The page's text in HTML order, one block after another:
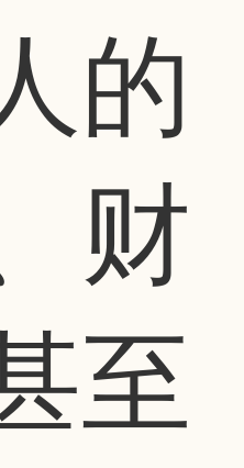
的
财
至